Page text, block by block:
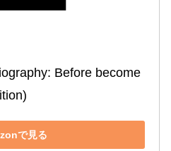
Before become
で見る